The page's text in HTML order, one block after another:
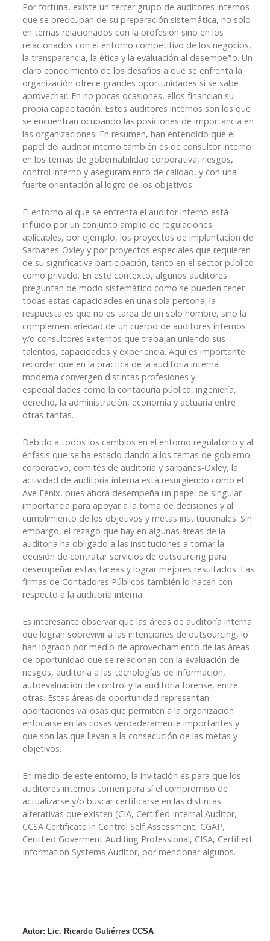
Por fortuna, existe un tercer grupo de auditores internos
que se preocupan de su preparación sistemática, no solo
en temas relacionados con la profesión sino en los
relacionados con el entorno competitivo de los negocios,
la transparencia, la ética y la evaluación al desempeño. Un
claro conocimiento de los desafíos a que se enfrenta la
organización ofrece grandes oportunidades si se sabe
aprovechar. En no pocas ocasiones, ellos financian su
propia capacitación. Estos auditores internos son los que
se encuentran ocupando las posiciones de importancia en
las organizaciones. En resumen, han entendido que el
papel del auditor interno también es de consultor interno
en los temas de gobernabilidad corporativa, riesgos,
control interno y aseguramiento de calidad, y con una
fuerte orientación al logro de los objetivos.
El entorno al que se enfrenta el auditor interno está
influido por un conjunto amplio de regulaciones
aplicables, por ejemplo, los proyectos de implantación de
Sarbanes-Oxley y por proyectos especiales que requieren
de su significativa participación, tanto en el sector público
como privado. En este contexto, algunos auditores
preguntan de modo sistemático como se pueden tener
todas estas capacidades en una sola persona; la
respuesta es que no es tarea de un solo hombre, sino la
complementariedad de un cuerpo de auditores internos
y/o consultores externos que trabajan uniendo sus
talentos, capacidades y experiencia. Aquí es importante
recordar que en la práctica de la auditoría interna
moderna convergen distintas profesiones y
especialidades como la contaduría pública, ingeniería,
derecho, la administración, economía y actuaria entre
otras tantas.
Debido a todos los cambios en el entorno regulatorio y al
énfasis que se ha estado dando a los temas de gobierno
corporativo, comités de auditoría y sarbanes-Oxley, la
actividad de auditoría interna está resurgiendo como el
Ave Fénix, pues ahora desempeña un papel de singular
importancia para apoyar a la toma de decisiones y al
cumplimiento de los objetivos y metas institucionales. Sin
embargo, el rezago que hay en algunas áreas de la
auditoria ha obligado a las instituciones a tomar la
decisión de contratar servicios de outsourcing para
desempeñar estas tareas y lograr mejores resultados. Las
firmas de Contadores Públicos también lo hacen con
respecto a la auditoría interna.
Es interesante observar que las áreas de auditoría interna
que logran sobrevivir a las intenciones de outsourcing, lo
han logrado por medio de aprovechamiento de las áreas
de oportunidad que se relacionan con la evaluación de
riesgos, auditoria a las tecnologías de información,
autoevaluación de control y la auditoria forense, entre
otras. Estas áreas de oportunidad representan
aportaciones valiosas que permiten a la organización
enfocarse en las cosas verdaderamente importantes y
que son las que llevan a la consecución de las metas y
objetivos.
En medio de este entorno, la invitación es para que los
auditores internos tomen para sí el compromiso de
actualizarse y/o buscar certificarse en las distintas
alterativas que existen (CIA, Certified Internal Auditor,
CCSA Certificate in Control Self Assessment, CGAP,
Certified Goverment Auditing Professional, CISA, Certified
Information Systems Auditor, por mencionar algunos.
Autor: Lic. Ricardo Gutiérres CCSA